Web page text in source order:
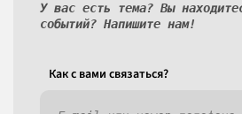
У вас есть тема? Вы
событий? Напишите нам!
Как c вами связаться?